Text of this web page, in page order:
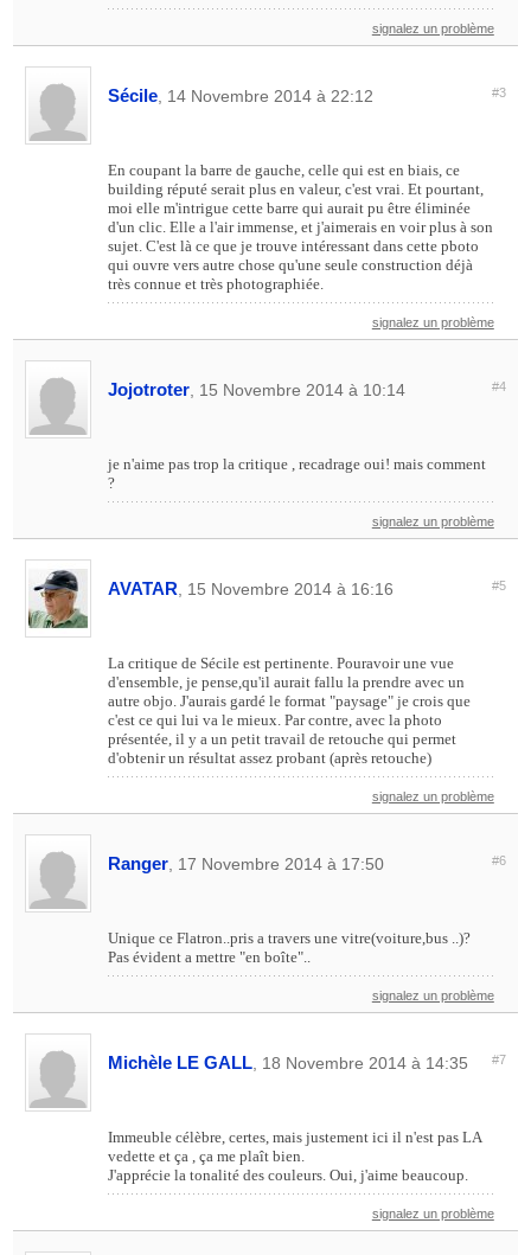
signalez un problème
Sécile , 14 Novembre 2014 à 22:12 #3
En coupant la barre de gauche, celle qui est en biais, ce
building réputé serait plus en valeur, c'est vrai. Et pourtant,
moi elle m'intrigue cette barre qui aurait pu être éliminée
d'un clic. Elle a l'air immense, et j'aimerais en voir plus à son
sujet. C'est là ce que je trouve intéressant dans cette pboto
qui ouvre vers autre chose qu'une seule construction déjà
très connue et très photographiée.
signalez un problème
Jojotroter , 15 Novembre 2014 à 10:14 #4
je n'aime pas trop la critique , recadrage oui! mais comment
?
signalez un problème
AVATAR , 15 Novembre 2014 à 16:16 #5
La critique de Sécile est pertinente. Pouravoir une vue
d'ensemble, je pense,qu'il aurait fallu la prendre avec un
autre objo. J'aurais gardé le format "paysage" je crois que
c'est ce qui lui va le mieux. Par contre, avec la photo
présentée, il y a un petit travail de retouche qui permet
d'obtenir un résultat assez probant (après retouche)
signalez un problème
Ranger , 17 Novembre 2014 à 17:50 #6
Unique ce Flatron..pris a travers une vitre(voiture,bus ..)?
Pas évident a mettre "en boîte"..
signalez un problème
Michèle LE GALL , 18 Novembre 2014 à 14:35 #7
Immeuble célèbre, certes, mais justement ici il n'est pas LA
vedette et ça , ça me plaît bien.
J'apprécie la tonalité des couleurs. Oui, j'aime beaucoup.
signalez un problème